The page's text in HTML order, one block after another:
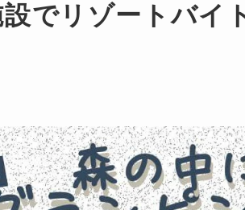
でリゾートバイ